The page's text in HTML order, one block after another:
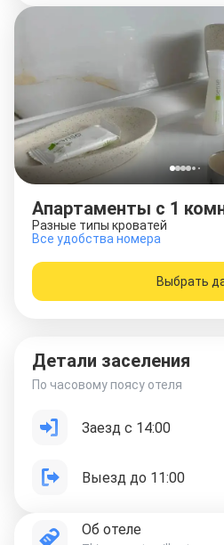
Апартаменты c 1
Разные типы кроватей
Все удобства номера
Выбрать
Детали заселения
По часовому поясу отеля
Заезд с 14:00
Выезд до 11:00
Об отеле